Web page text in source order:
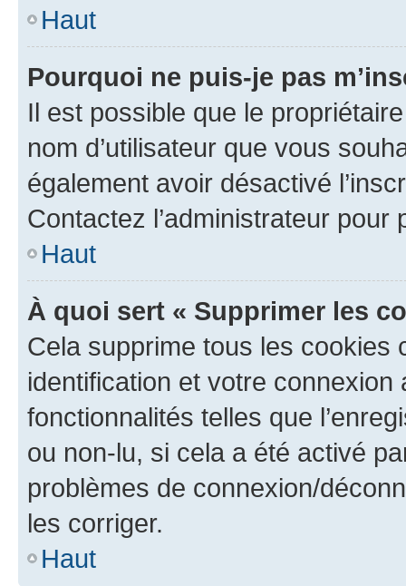
Haut
Pourquoi ne puis-je pas
Il est possible que le
nom d’utilisateur que vous
également avoir désactivé
Contactez l’administrateur
Haut
À quoi sert « Supprimer les
Cela supprime tous les cookies
identification et votre
fonctionnalités telles que
ou non-lu, si cela a été activé
problèmes de connexion/
les corriger.
Haut